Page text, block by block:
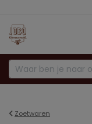
Zoetwaren